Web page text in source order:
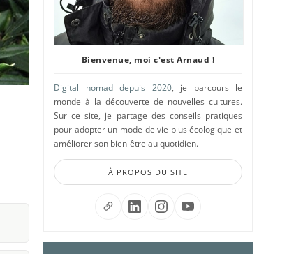
Bienvenue, moi c'est Arnaud !
Digital nomad depuis 2020, je parcours le
monde à la découverte de nouvelles cultures.
Sur ce site, je partage des conseils pratiques
pour adopter un mode de vie plus écologique et
améliorer son bien-être au quotidien.
À PROPOS DU SITE